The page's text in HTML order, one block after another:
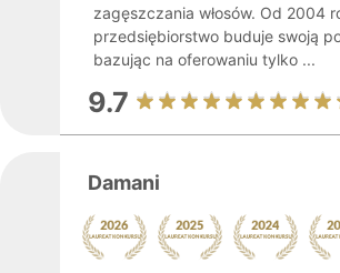
zagęszczania włosów. Od 2004
przedsiębiorstwo buduje swoją
bazując na oferowaniu tylko ...
9.7
Damani